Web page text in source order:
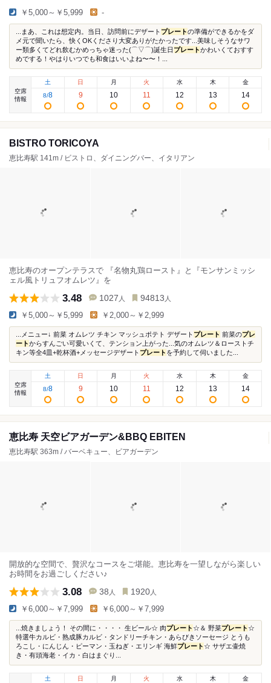
￥5,000～￥5,999 -
...まあ、これは想定内。当日、訪問前にデザート プレートの準備ができるかをダ
メ元で聞いたら、快くOKくださり大変ありがたかったです...美味しそうなサワ
ー類多くてどれ飲むかめっちゃ迷った(⌒▽⌒)誕生日 プレートかわいくておすす
めでする！やはりいつでも和食はいいよね〜〜！...
空席
情報
土
8/8
日
9
月
10
火
11
水
12
木
13
金
14
BISTRO TORICOYA
恵比寿駅 141m / ビストロ、ダイニングバー、イタリアン
恵比寿のオープンテラスで 『名物丸鶏ロースト』と『モンサンミッシ
ェル風トリュフオムレツ』を
3.48 1027 人 94813 人
￥5,000～￥5,999 ￥2,000～￥2,999
...メニュー↓ 前菜 オムレツ チキン マッシュポテト デザート プレート 前菜のプレ
ートからすんごい可愛いくて、テンション上がった...気のオムレツ＆ローストチ
キン等全4皿+乾杯酒+メッセージデザート プレート を予約して伺いました...
空席
情報
土
8/8
日
9
月
10
火
11
水
12
木
13
金
14
恵比寿 天空ビアガーデン&BBQ EBITEN
恵比寿駅 363m / バーベキュー、ビアガーデン
開放的な空間で、贅沢なコースをご堪能。恵比寿を一望しながら楽しい
お時間をお過ごしください♪
3.08 38 人 1920 人
￥6,000～￥7,999 ￥6,000～￥7,999
...焼きましょう！ その間に・・・・ 生ビール☆ 肉プレート ☆＆ 野菜プレート ☆
特選牛カルビ・熟成豚カルビ・タンドリーチキン・あらびきソーセージ とうも
ろこし・にんじん・ピーマン・玉ねぎ・エリンギ 海鮮プレート ☆ サザエ壷焼
き・有頭海老・イカ・白はまぐり...
土
日 月 火 水 木 金